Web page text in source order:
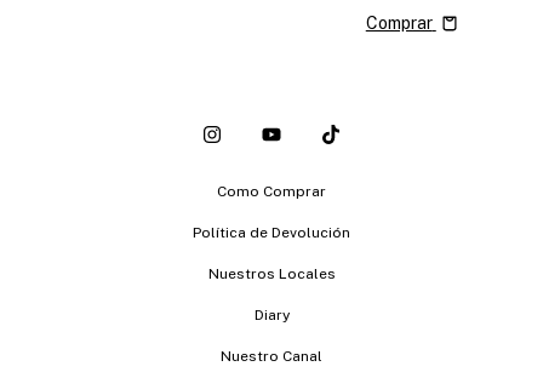
Comprar
Como Comprar
Política de Devolución
Nuestros Locales
Diary
Nuestro Canal